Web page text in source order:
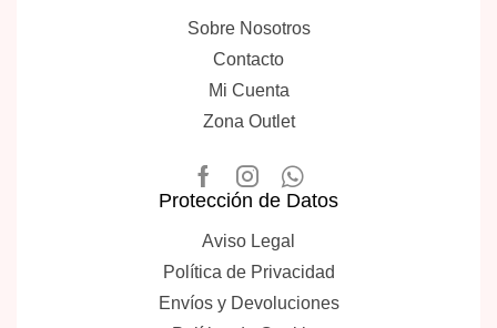
Sobre Nosotros
Contacto
Mi Cuenta
Zona Outlet
Protección de Datos
Aviso Legal
Política de Privacidad
Envíos y Devoluciones